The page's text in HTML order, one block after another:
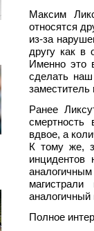
Максим
относятся
из-за
другу как в
Именно это
сделать
заместитель
Ранее
смертность
вдвое, а
К тому же,
аналогичный
Полное